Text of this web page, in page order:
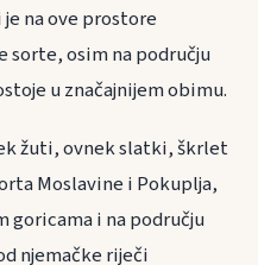
na ove prostore
sorte, osim na području
u značajnijem obimu.
žuti, ovnek slatki, škrlet
Moslavine i Pokuplja,
goricama i na području
njemačke riječi